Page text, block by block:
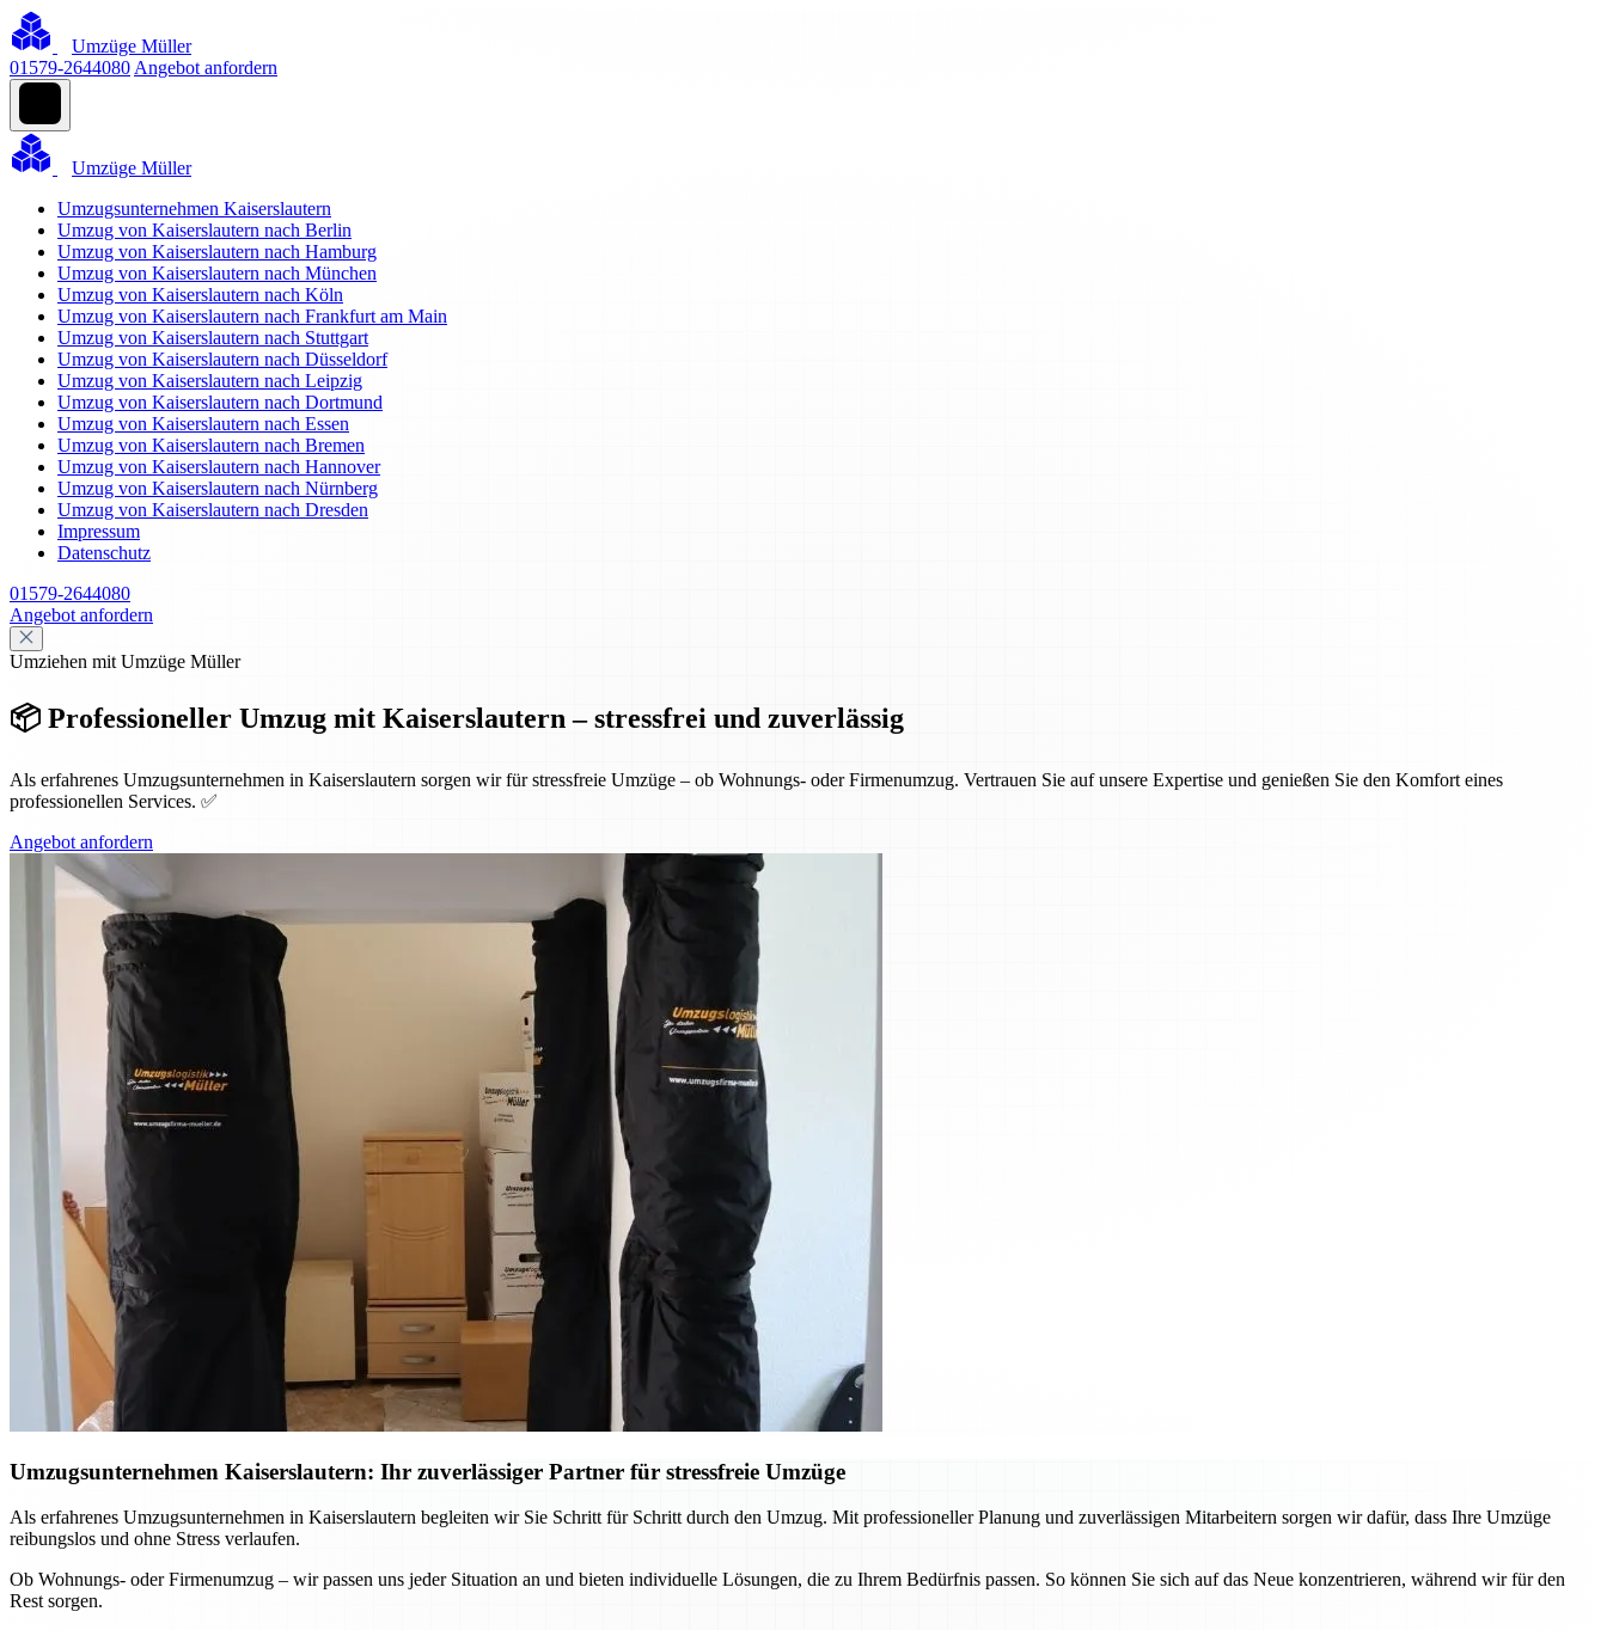
Umzüge Müller
01579-2644080 Angebot anfordern
Umzüge Müller
Umzugsunternehmen Kaiserslautern
Umzug von Kaiserslautern nach Berlin
Umzug von Kaiserslautern nach Hamburg
Umzug von Kaiserslautern nach München
Umzug von Kaiserslautern nach Köln
Umzug von Kaiserslautern nach Frankfurt am Main
Umzug von Kaiserslautern nach Stuttgart
Umzug von Kaiserslautern nach Düsseldorf
Umzug von Kaiserslautern nach Leipzig
Umzug von Kaiserslautern nach Dortmund
Umzug von Kaiserslautern nach Essen
Umzug von Kaiserslautern nach Bremen
Umzug von Kaiserslautern nach Hannover
Umzug von Kaiserslautern nach Nürnberg
Umzug von Kaiserslautern nach Dresden
Impressum
Datenschutz
01579-2644080
Angebot anfordern
Umziehen mit Umzüge Müller
📦 Professioneller Umzug mit Kaiserslautern – stressfrei und zuverlässig
Als erfahrenes Umzugsunternehmen in Kaiserslautern sorgen wir für stressfreie Umzüge – ob Wohnungs- oder Firmenumzug. Vertrauen Sie auf unsere Expertise und genießen Sie den Komfort eines
professionellen Services. ✅
Angebot anfordern
Umzugsunternehmen Kaiserslautern: Ihr zuverlässiger Partner für stressfreie Umzüge
Als erfahrenes Umzugsunternehmen in Kaiserslautern begleiten wir Sie Schritt für Schritt durch den Umzug. Mit professioneller Planung und zuverlässigen Mitarbeitern sorgen wir dafür, dass Ihre Umzüge
reibungslos und ohne Stress verlaufen.
Ob Wohnungs- oder Firmenumzug – wir passen uns jeder Situation an und bieten individuelle Lösungen, die zu Ihrem Bedürfnis passen. So können Sie sich auf das Neue konzentrieren, während wir für den
Rest sorgen.